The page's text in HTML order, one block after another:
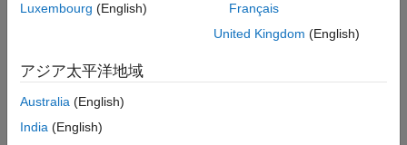
Luxembourg (English)
Français
United Kingdom (English)
アジア太平洋地域
Australia (English)
India (English)